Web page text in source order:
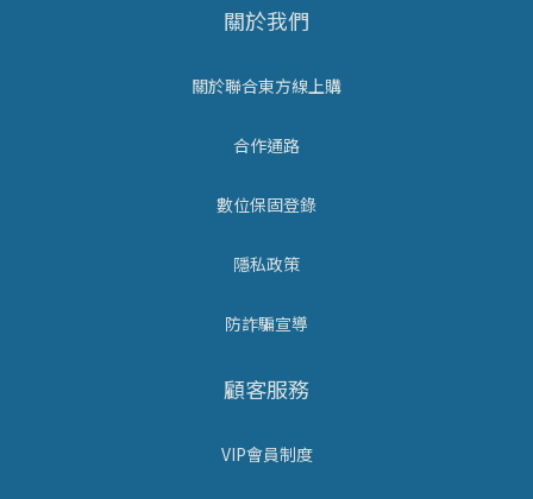
關於我們
關於聯合東方線上購
合作通路
數位保固登錄
隱私政策
防詐騙宣導
顧客服務
VIP會員制度